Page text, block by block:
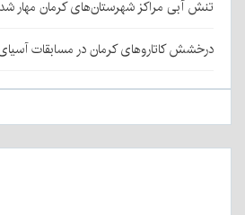
تنش آبی مراکز شهرستان‌های کرمان مهار شد
درخشش کاتاروهای کرمان در مسابقات